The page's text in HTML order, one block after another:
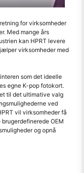
for virksomheder
Med mange års
kan HPRT levere
virksomheder med
som det ideelle
egne K-pop fotokort.
til det ultimative valg
ved
vil virksomheder få
OEM
og opnå